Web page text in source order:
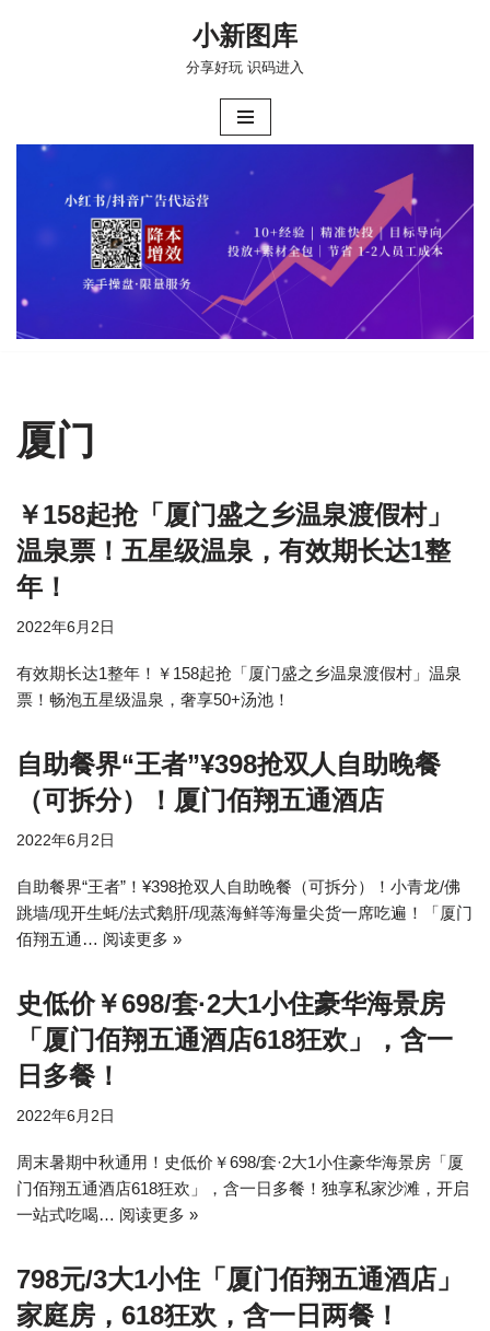
小新图库
分享好玩 识码进入
厦门
￥158起抢「厦门盛之乡温泉渡假村」
温泉票！五星级温泉，有效期长达1整
年！
2022年6月2日
有效期长达1整年！￥158起抢「厦门盛之乡温泉渡假村」温泉
票！畅泡五星级温泉，奢享50+汤池！
自助餐界“王者”¥398抢双人自助晚餐
（可拆分）！厦门佰翔五通酒店
2022年6月2日
自助餐界“王者”！¥398抢双人自助晚餐（可拆分）！小青龙/佛
跳墙/现开生蚝/法式鹅肝/现蒸海鲜等海量尖货一席吃遍！「厦门
佰翔五通… 阅读更多 »
史低价￥698/套·2大1小住豪华海景房
「厦门佰翔五通酒店618狂欢」，含一
日多餐！
2022年6月2日
周末暑期中秋通用！史低价￥698/套·2大1小住豪华海景房「厦
门佰翔五通酒店618狂欢」，含一日多餐！独享私家沙滩，开启
一站式吃喝… 阅读更多 »
798元/3大1小住「厦门佰翔五通酒店」
家庭房，618狂欢，含一日两餐！